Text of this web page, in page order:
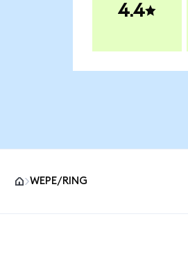
4.4
WEPE/RING